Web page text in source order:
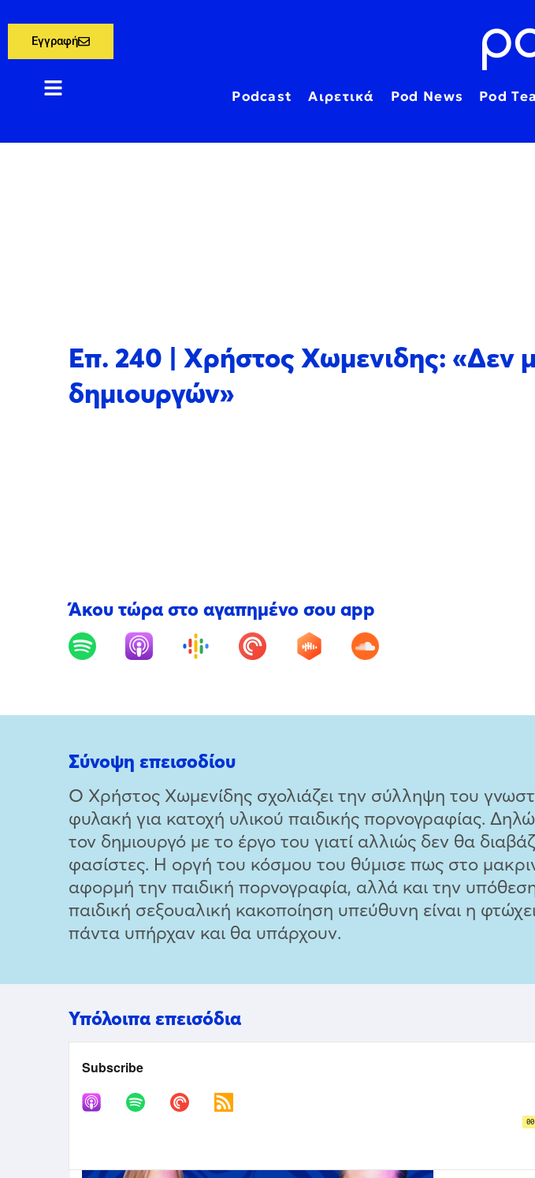
Εγγραφή
Podcast Αιρετικά Pod News Pod
Επ. 240 | Χρήστος Χωμενιδης: «Δεν
δημιουργών»
Άκου τώρα στο αγαπημένο σου app
Σύνοψη επεισοδίου
Ο Χρήστος Χωμενίδης σχολιάζει την σύλληψη του
φυλακή για κατοχή υλικού παιδικής πορνογραφίας.
τον δημιουργό με το έργο του γιατί αλλιώς δεν θα
φασίστες. Η οργή του κόσμου του θύμισε πως στο
αφορμή την παιδική πορνογραφία, αλλά και την
παιδική σεξουαλική κακοποίηση υπεύθυνη είναι η
πάντα υπήρχαν και θα υπάρχουν.
Υπόλοιπα επεισόδια